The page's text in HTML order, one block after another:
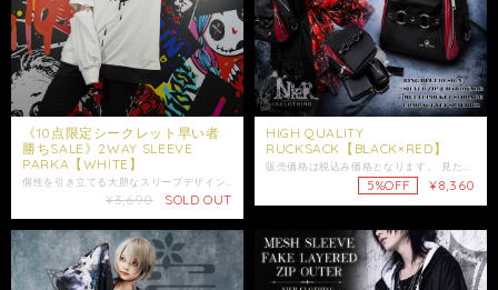
《10点限定シークレット早い者
勝ちSALE》2WAY SLEEVE
PARKA【WHITE】
¥3,690 SOLD OUT
HIGH QUALITY
RUCKSACK【BLACK×RED】
5%OFF ¥8,360